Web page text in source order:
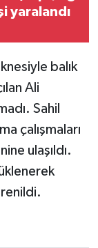
yaralandı
balık
Ali
Sahil
çalışmaları
ulaşıldı.